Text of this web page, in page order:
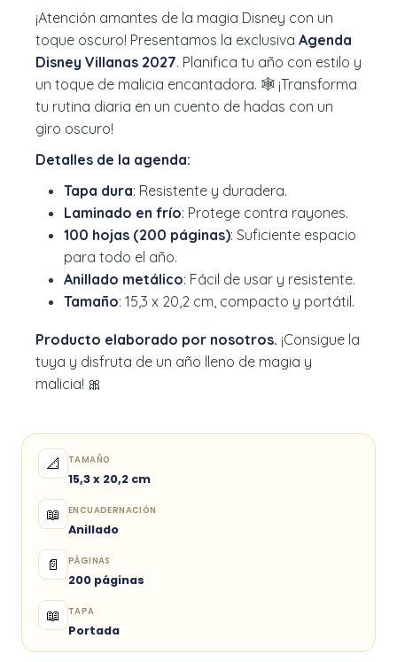
¡Atención amantes de la magia Disney con un
toque oscuro! Presentamos la exclusiva Agenda
Disney Villanas 2027. Planifica tu año con estilo y
un toque de malicia encantadora. 🕸️ ¡Transforma
tu rutina diaria en un cuento de hadas con un
giro oscuro!
Detalles de la agenda:
Tapa dura: Resistente y duradera.
Laminado en frío: Protege contra rayones.
100 hojas (200 páginas): Suficiente espacio
para todo el año.
Anillado metálico: Fácil de usar y resistente.
Tamaño: 15,3 x 20,2 cm, compacto y portátil.
Producto elaborado por nosotros. ¡Consigue la
tuya y disfruta de un año lleno de magia y
malicia! 🎀
📐 TAMAÑO
15,3 x 20,2 cm
📖 ENCUADERNACIÓN
Anillado
📄 PÁGINAS
200 páginas
📖 TAPA
Portada